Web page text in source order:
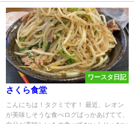
ワースタ日記
さくら食堂
こんにちは！タクミです！ 最近、レオン
が美味しそうな食べログばっかあげてて、